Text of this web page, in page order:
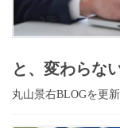
と、変わらな
丸山景右BLOGを更